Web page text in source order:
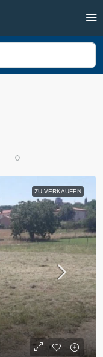
ZU VERKAUFEN